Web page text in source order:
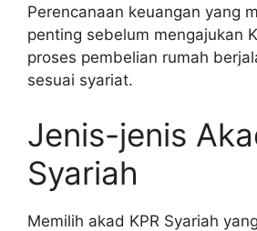
Perencanaan keuangan yang
penting sebelum mengajukan
proses pembelian rumah
sesuai syariat.
Jenis-jenis
Syariah
Memilih akad KPR Syariah